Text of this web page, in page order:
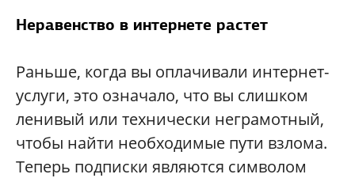
Неравенство в интернете растет
Раньше, когда вы оплачивали интернет-
услуги, это означало, что вы слишком
ленивый или технически неграмотный,
чтобы найти необходимые пути взлома.
Теперь подписки являются символом